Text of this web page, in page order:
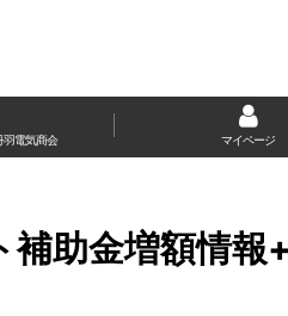
電気商会 マイページ
補助金増額情報